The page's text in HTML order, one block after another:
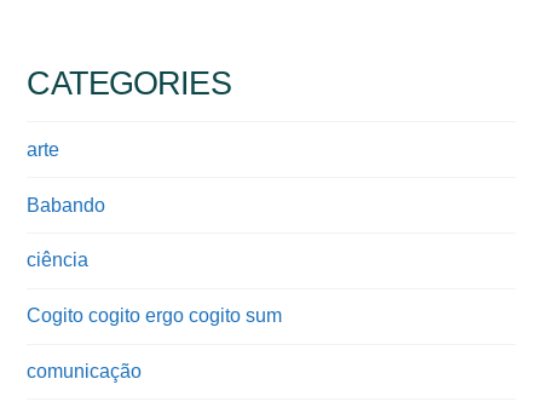
CATEGORIES
arte
Babando
ciência
Cogito cogito ergo cogito sum
comunicação